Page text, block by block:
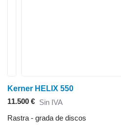
Kerner HELIX 550
11.500 € Sin IVA
Rastra - grada de discos